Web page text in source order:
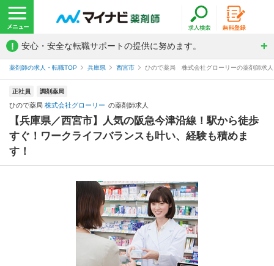
! 安心・安全な転職サポートの提供に努めます。
薬剤師の求人・転職TOP 兵庫県 西宮市 ひので薬局 株式会社グローリーの薬剤師求人
正社員 調剤薬局
ひので薬局 株式会社グローリー の薬剤師求人
【兵庫県／西宮市】人気の阪急今津沿線！駅から徒歩
すぐ！ワークライフバランスも叶い、経験も積めま
す！